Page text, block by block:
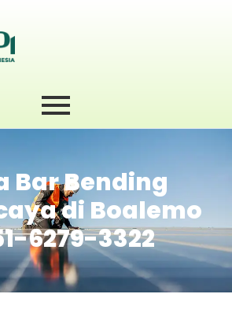
Bar Bending
di Boalemo
6279-3322